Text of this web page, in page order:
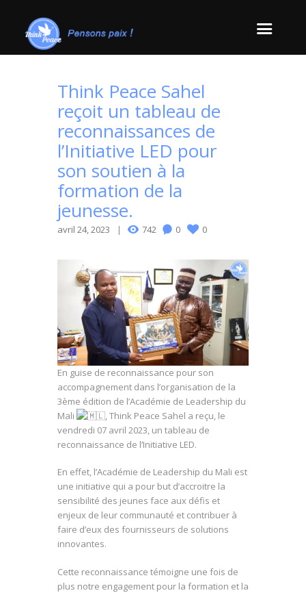
Think Peace Sahel
reçoit un tableau de
reconnaissances de
l’Initiative LED pour
son soutien à la
formation de la
jeunesse.
avril 24, 2023 742 0 0
En guise de reconnaissance pour son
accompagnement dans l’organisation de la
3ème édition de l’Académie de Leadership du
Mali
, Think Peace Sahel a reçu, le
vendredi 07 avril 2023, un tableau de
reconnaissance de l’Initiative LED.
En effet, l’Académie de Leadership du Mali est
une initiative qui a pour but d’accroitre la
sensibilité des jeunes face aux défis et
enjeux de leur communauté et contribuer à
faire d’eux des fournisseurs de solutions
innovantes.
Cette reconnaissance témoigne une fois de
plus notre engagement pour la formation et la